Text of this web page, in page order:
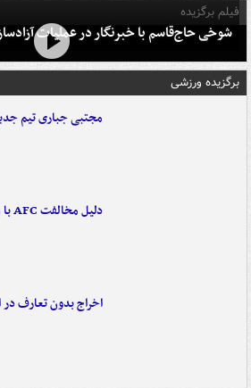
فیلم برگزیده
شوخی حاج‌قاسم با خبرنگار در عملیات
برگزیده ورزشی
مجتبی جباری تیم
دلیل مخالفت AFC با میزبانی آبی‌ها در عراق
اخراج بدون تعارف